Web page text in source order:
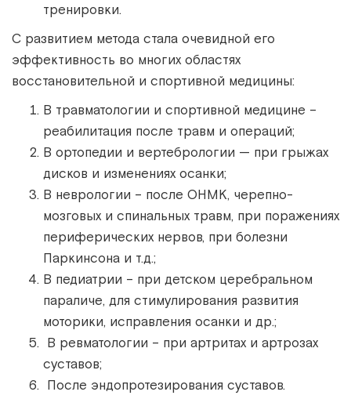
тренировки.
С развитием метода стала очевидной его
эффективность во многих областях
восстановительной и спортивной медицины:
В травматологии и спортивной медицине –
реабилитация после травм и операций;
В ортопедии и вертебрологии — при грыжах
дисков и изменениях осанки;
В неврологии – после ОНМК, черепно-
мозговых и спинальных травм, при поражениях
периферических нервов, при болезни
Паркинсона и т.д.;
В педиатрии – при детском церебральном
параличе, для стимулирования развития
моторики, исправления осанки и др.;
В ревматологии – при артритах и артрозах
суставов;
После эндопротезирования суставов.